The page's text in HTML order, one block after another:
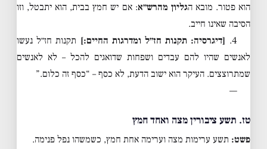
הוא פטור. מובא הגליון מהרש״א: אם יש חמץ בבית, הוא יתבטל, וזו
הסיבה שאינו חייב.
4. [דיגרסיה: תקנות חז״ל ומדרגות החיים:] תקנות חז״ל נעשו
לאנשים שהיו להם עבדים ושפחות שדואגים להכל – לא לאנשים
שמתרוצצים. העיקר הוא ישוב הדעת, לא כסף – “כסף זה כלום.”
—
טז. תשע ציבורין מצה ואחד חמץ
פשט: תשע ערימות מצה וערימה אחת חמץ, כשמשהו נפל פנימה.